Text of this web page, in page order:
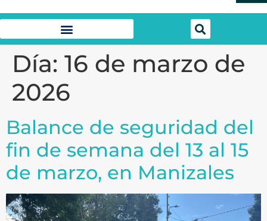
Día: 16 de marzo de
2026
Balance de seguridad del
fin de semana del 13 al 15
de marzo, en Manizales